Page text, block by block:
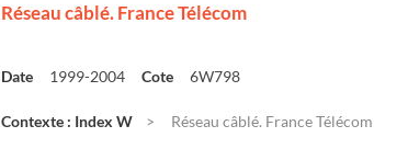
Réseau câblé. France Télécom
Date 1999-2004 Cote 6W798
Contexte : Index W Réseau câblé. France Télécom